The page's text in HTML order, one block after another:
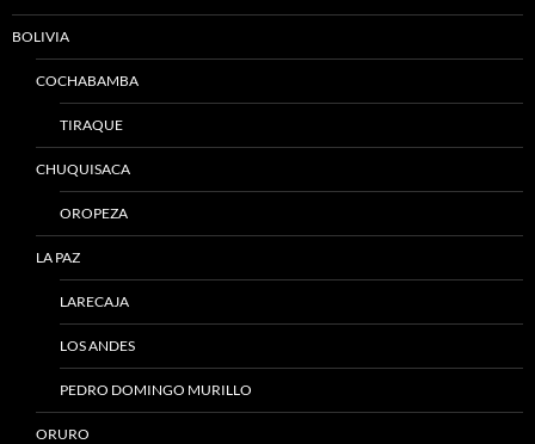
BOLIVIA
COCHABAMBA
TIRAQUE
CHUQUISACA
OROPEZA
LA PAZ
LARECAJA
LOS ANDES
PEDRO DOMINGO MURILLO
ORURO